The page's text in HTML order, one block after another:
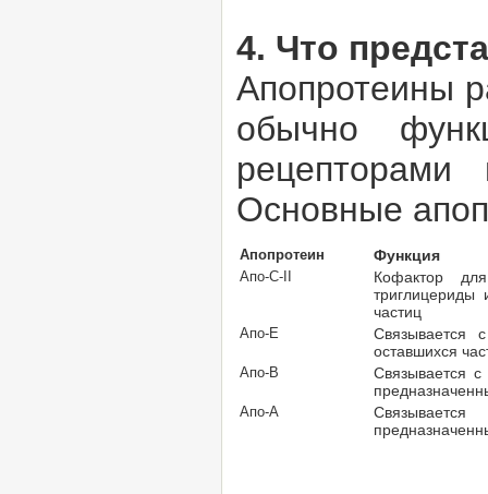
4. Что
Апопротеины
обычно
Основные
Апопротеин Функция
Апо-С-II
Кофактор
частиц
Апо-Е
Связывается
оставшихся
Апо-В
Связывается
Апо-А